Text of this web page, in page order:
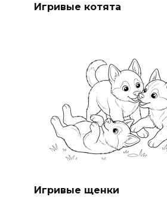
Игривые котята
Игривые щенки